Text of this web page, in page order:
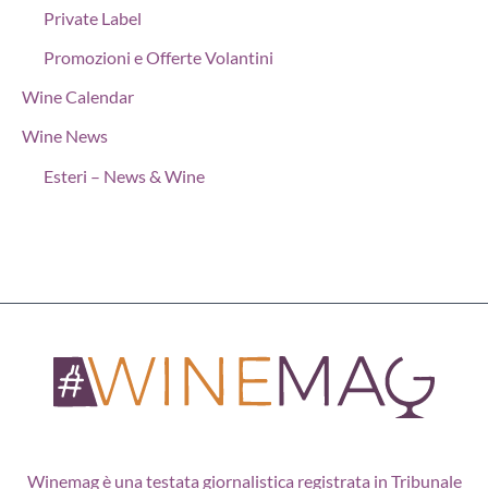
Private Label
Promozioni e Offerte Volantini
Wine Calendar
Wine News
Esteri – News & Wine
Winemag è una testata giornalistica registrata in Tribunale